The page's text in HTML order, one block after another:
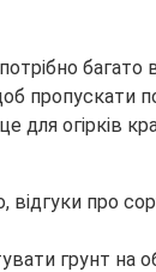
пропускати
огірків
грунт